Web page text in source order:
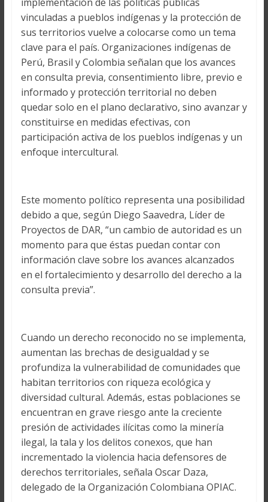
vinculadas a pueblos indígenas y la protección de
sus territorios vuelve a colocarse como un tema
clave para el país. Organizaciones indígenas de
Perú, Brasil y Colombia señalan que los avances
en consulta previa, consentimiento libre, previo e
informado y protección territorial no deben
quedar solo en el plano declarativo, sino avanzar y
constituirse en medidas efectivas, con
participación activa de los pueblos indígenas y un
enfoque intercultural.
Este momento político representa una posibilidad
debido a que, según Diego Saavedra, Líder de
Proyectos de DAR, “un cambio de autoridad es un
momento para que éstas puedan contar con
información clave sobre los avances alcanzados
en el fortalecimiento y desarrollo del derecho a la
consulta previa”.
Cuando un derecho reconocido no se implementa,
aumentan las brechas de desigualdad y se
profundiza la vulnerabilidad de comunidades que
habitan territorios con riqueza ecológica y
diversidad cultural. Además, estas poblaciones se
encuentran en grave riesgo ante la creciente
presión de actividades ilícitas como la minería
ilegal, la tala y los delitos conexos, que han
incrementado la violencia hacia defensores de
derechos territoriales, señala Oscar Daza,
delegado de la Organización Colombiana OPIAC.